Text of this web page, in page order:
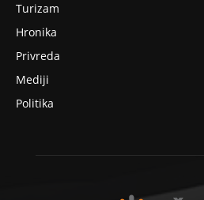
Turizam
Hronika
Privreda
Mediji
Politika